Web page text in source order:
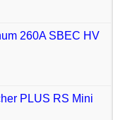
260A SBEC HV
PLUS RS Mini